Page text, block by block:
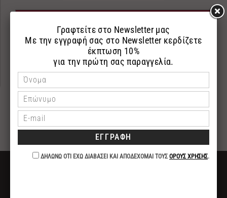
ΕΠΙΣΤΡΟΦΕΣ
ΠΛΗΡΩΜΗ
250ml Κρέμα σώματος
Ενυδατική κρέμα σώματος με λάδι ελιάς, βερίκοκου
και άργκαν που ενυδατώνουν και περιποιούνται την
επιδερμίδα